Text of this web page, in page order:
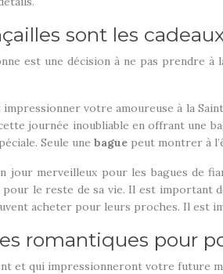
sont les
est une décision à ne pas prendre
impressionner votre amoureuse à la
journée inoubliable en offrant une
Seule une bague peut montrer à
jour merveilleux pour les bagues de
pour le reste de sa vie. Il est
acheter pour leurs proches. Il est
romantiques pour
et qui impressionneront votre future